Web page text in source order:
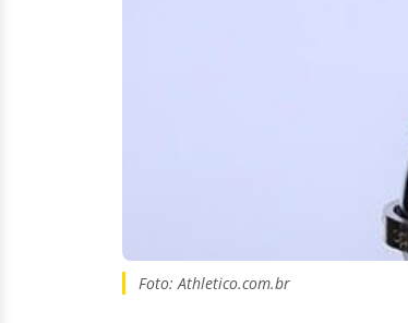
Foto: Athletico.com.br